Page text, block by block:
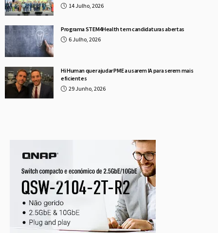
14 Julho, 2026
Programa STEM4Health tem candidaturas abertas
6 Julho, 2026
Hi Human quer ajudar PME a usarem IA para serem mais
eficientes
29 Junho, 2026